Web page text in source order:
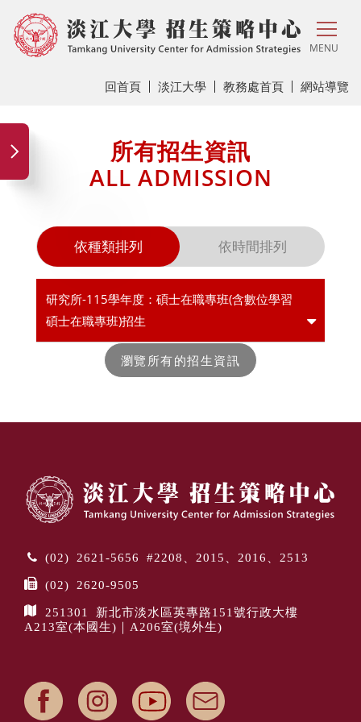
MENU
回首頁 淡江大學 教務處首頁 網站導覽
所有招生資訊
ALL ADMISSION
依種類排列 依時間排列
研究所-115學年度：碩士在職專班(含數位學習
碩士在職專班)招生
(02) 2621-5656 #2208、2015、2016、2513
(02) 2620-9505
251301 新北市淡水區英專路151號行政大樓
A213室(本國生)｜A206室(境外生)